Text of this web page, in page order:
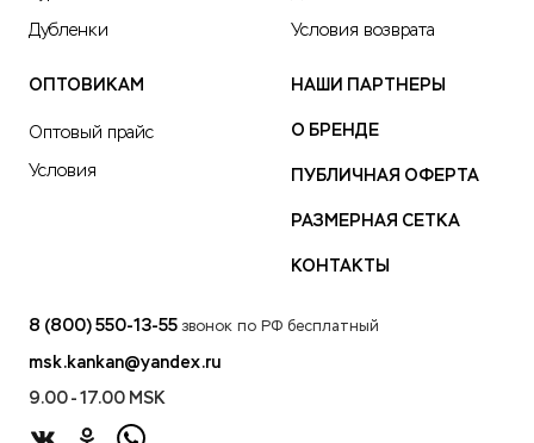
Дубленки Условия возврата
ОПТОВИКАМ
Оптовый прайс
Условия
НАШИ ПАРТНЕРЫ
О БРЕНДЕ
ПУБЛИЧНАЯ ОФЕРТА
РАЗМЕРНАЯ СЕТКА
КОНТАКТЫ
8 (800) 550-13-55 звонок по РФ бесплатный
msk.kankan@yandex.ru
9.00 - 17.00 MSK